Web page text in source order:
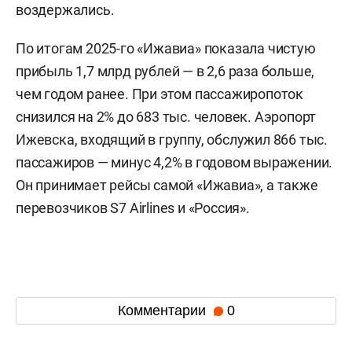
воздержались.
По итогам 2025-го «Ижавиа» показала чистую
прибыль 1,7 млрд рублей — в 2,6 раза больше,
чем годом ранее. При этом пассажиропоток
снизился на 2% до 683 тыс. человек. Аэропорт
Ижевска, входящий в группу, обслужил 866 тыс.
пассажиров — минус 4,2% в годовом выражении.
Он принимает рейсы самой «Ижавиа», а также
перевозчиков S7 Airlines и «Россия».
Комментарии 0